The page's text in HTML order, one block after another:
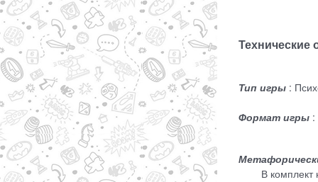
Технические
Тип игры :
Формат игры :
В комплект